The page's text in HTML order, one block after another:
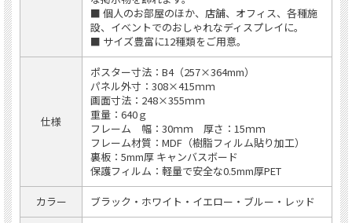
■ 個人のお部屋のほか、店舗、オフィス、各種施
設、イベントでのおしゃれなディスプレイに。
■ サイズ豊富に12種類をご用意。
仕様
ポスター寸法：B4（257×364mm）
パネル外寸：308×415ｍｍ
画面寸法：248×355ｍｍ
重量：640ｇ
フレーム 幅：30ｍｍ 厚さ：15ｍｍ
フレーム材質：MDF（樹脂フィルム貼り加工）
裏板：5mm厚 キャンバスボード
保護フィルム：軽量で安全な0.5mm厚PET
カラー ブラック・ホワイト・イエロー・ブルー・レッド